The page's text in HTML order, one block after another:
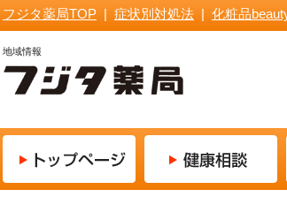
フジタ薬局TOP | 症状別対処法 | 化粧品
地域情報